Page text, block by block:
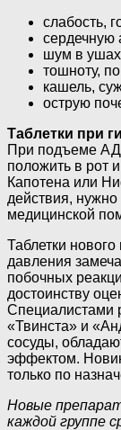
слабость,
сердечную
шум в
тошноту,
кашель,
острую
Таблетки при
При подъеме АД
положить в рот
Капотена или
действия,
медицинской
Таблетки
давления
побочных
достоинству
Специалистами
«Твинста» и
сосуды,
эффектом.
только по
Новые
каждой группе